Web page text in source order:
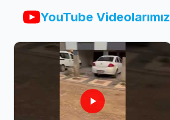
YouTube Videolarımız